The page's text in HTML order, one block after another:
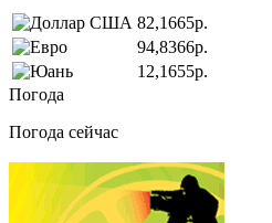
82,1665р.
94,8366р.
12,1655р.
Погода
Погода сейчас